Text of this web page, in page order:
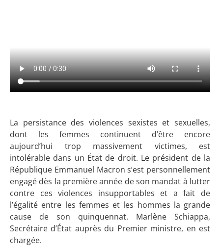
La persistance des violences sexistes et sexuelles,
dont les femmes continuent d’être encore
aujourd’hui trop massivement victimes, est
intolérable dans un État de droit. Le président de la
République Emmanuel Macron s’est personnellement
engagé dès la première année de son mandat à lutter
contre ces violences insupportables et a fait de
l’égalité entre les femmes et les hommes la grande
cause de son quinquennat. Marlène Schiappa,
Secrétaire d’État auprès du Premier ministre, en est
chargée.